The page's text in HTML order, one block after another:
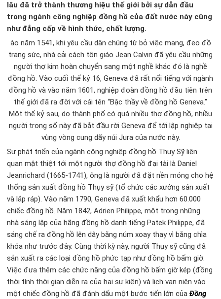
lâu đã trở thành thương hiệu thế giới bởi sự dẫn đầu
trong ngành công nghiệp đồng hồ của đất nước này cũng
như đẳng cấp về hình thức, chất lượng.
ào năm 1541, khi yêu cầu dân chúng từ bỏ việc mang, đeo đồ
trang sức, nhà cải cách tôn giáo Jean Calvin đã yêu cầu những
người thợ kim hoàn chuyển sang một nghề khác đó là nghề
đồng hồ. Vào cuối thế kỷ 16, Geneva đã rất nổi tiếng với ngành
đồng hồ và vào năm 1601, nghiệp đoàn đồng hồ đầu tiên trên
thế giới đã ra đời với cái tên “Bậc thầy về đồng hồ Geneva.”
Một thế kỷ sau, do thành phố có quá nhiều thợ đồng hồ, nhiều
người trong số này đã bắt đầu rời Geneva để tới lập nghiệp tại
vùng vòng cung dãy núi Jura của nước này.
Sự phát triển của ngành công nghiệp đồng hồ Thụy Sỹ liên
quan mật thiệt tới một người thợ đồng hồ đại tài là Daniel
Jeanrichard (1665-1741), ông là người đã đặt nền móng cho hệ
thống sản xuất đồng hồ Thụy sỹ (tổ chức các xưởng sản xuất
và lắp ráp). Vào năm 1790, Geneva đã xuất khẩu hơn 60.000
chiếc đồng hồ. Năm 1842, Adrien Philippe, một trong những
nhà sáng lập của hãng đồng hồ danh tiếng Patek Philippe, đã
sáng chế ra đồng hồ lên dây bằng núm xoay thay vì bằng chìa
khóa như trước đây. Cùng thời kỳ này, người Thụy sỹ cũng đã
sản xuất ra các loại đồng hồ phức tạp như đồng hồ bấm giờ.
Việc đưa thêm các chức năng của đồng hồ bấm giờ kép (đồng
thời tính thời gian diễn ra của hai sự kiện) và lịch vạn niên vào
một chiếc đồng hồ đã đánh dấu một bước tiến lớn củaĐồng